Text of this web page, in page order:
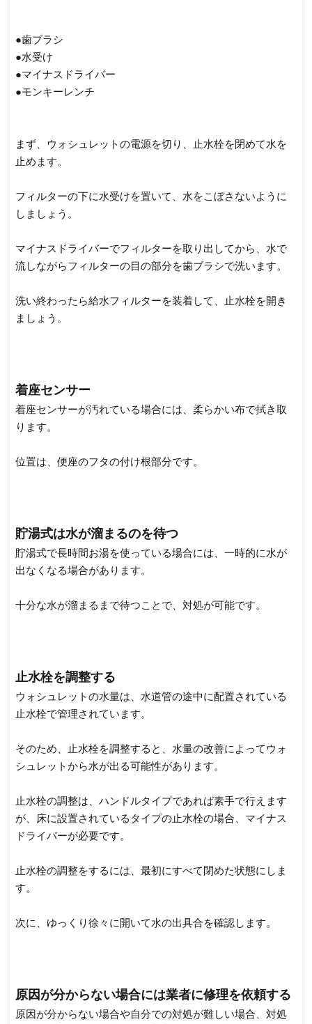
●歯ブラシ
●水受け
●マイナスドライバー
●モンキーレンチ
まず、ウォシュレットの電源を切り、止水栓を閉めて水を
止めます。
フィルターの下に水受けを置いて、水をこぼさないように
しましょう。
マイナスドライバーでフィルターを取り出してから、水で
流しながらフィルターの目の部分を歯ブラシで洗います。
洗い終わったら給水フィルターを装着して、止水栓を開き
ましょう。
着座センサー
着座センサーが汚れている場合には、柔らかい布で拭き取
ります。
位置は、便座のフタの付け根部分です。
貯湯式は水が溜まるのを待つ
貯湯式で長時間お湯を使っている場合には、一時的に水が
出なくなる場合があります。
十分な水が溜まるまで待つことで、対処が可能です。
止水栓を調整する
ウォシュレットの水量は、水道管の途中に配置されている
止水栓で管理されています。
そのため、止水栓を調整すると、水量の改善によってウォ
シュレットから水が出る可能性があります。
止水栓の調整は、ハンドルタイプであれば素手で行えます
が、床に設置されているタイプの止水栓の場合、マイナス
ドライバーが必要です。
止水栓の調整をするには、最初にすべて閉めた状態にしま
す。
次に、ゆっくり徐々に開いて水の出具合を確認します。
原因が分からない場合には業者に修理を依頼する
原因が分からない場合や自分での対処が難しい場合、対処